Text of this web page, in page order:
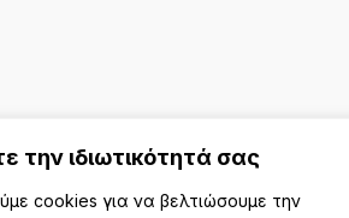
την ιδιωτικότητά σας
cookies για να βελτιώσουμε την